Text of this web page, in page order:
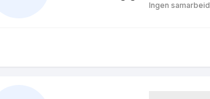
Ingen samarbeid